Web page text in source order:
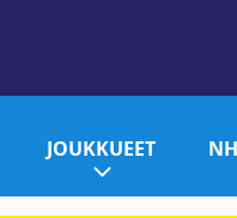
JOUKKUEET